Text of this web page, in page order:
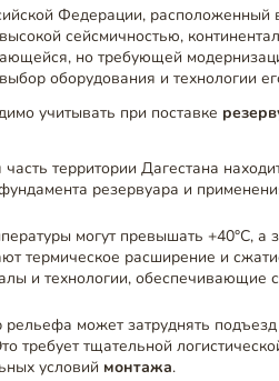
Федерации, расположенный
сейсмичностью,
но требующей
оборудования и технологии
учитывать при поставке
территории Дагестана
резервуара и
могут превышать +40°C, а
термическое расширение и
и технологии, обеспечивающие
рельефа может затруднять
требует тщательной
условий монтажа.